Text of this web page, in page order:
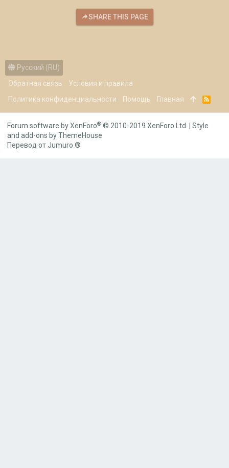
SHARE THIS PAGE
Русский (RU)
Обратная связь
Условия и правила
Политика конфиденциальности
Помощь Главная
R
Forum software by XenForo® © 2010-2019 XenForo Ltd.
Style
and add-ons by ThemeHouse
Перевод от Jumuro ®